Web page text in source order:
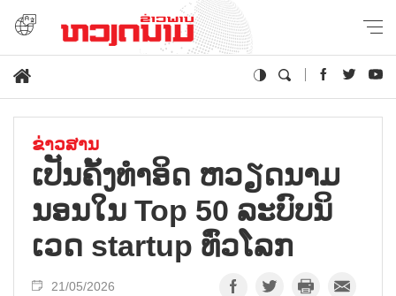
ຂ່າວສານ
ເປັນຄັ້ງທຳອິດ ຫວຽດນາມ
ນອນໃນ Top 50 ລະບົບນິ
ເວດ startup ທົ່ວໂລກ
21/05/2026